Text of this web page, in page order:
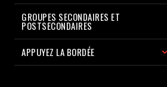
GROUPES SECONDAIRES ET
POSTSECONDAIRES
APPUYEZ LA BORDÉE